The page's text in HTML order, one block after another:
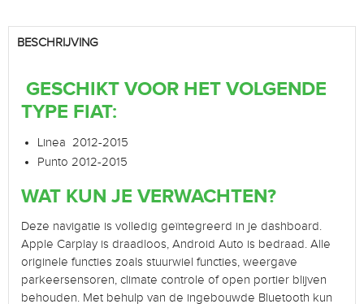
BESCHRIJVING
GESCHIKT VOOR HET VOLGENDE
TYPE FIAT:
Linea 2012-2015
Punto 2012-2015
WAT KUN JE VERWACHTEN?
Deze navigatie is volledig geïntegreerd in je dashboard.
Apple Carplay is draadloos, Android Auto is bedraad. Alle
originele functies zoals stuurwiel functies, weergave
parkeersensoren, climate controle of open portier blijven
behouden. Met behulp van de ingebouwde Bluetooth kun